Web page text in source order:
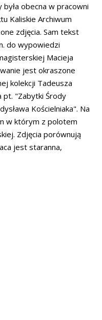
obecna w pracowni
Kaliskie Archiwum
zdjęcia. Sam tekst
do wypowiedzi
Macieja
jest okraszone
kolekcji Tadeusza
pt. "Zabytki Środy
Kościelniaka". Na
w którym z polotem
Zdjęcia porównują
jest staranna,